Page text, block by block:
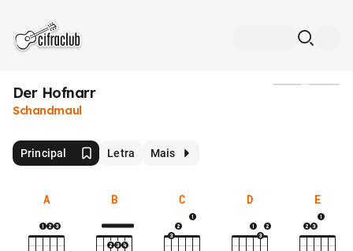
Der Hofnarr
Schandmaul
Principal Letra Mais
A B C D E